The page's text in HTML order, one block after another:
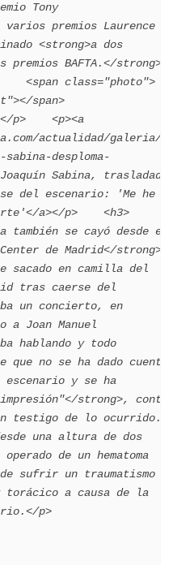
Tony
varios premios Laurence
<strong>a dos
BAFTA.</strong>
<span class="photo">
span>
p>    <p><a
actualidad/galeria/2
sabina-desploma-
Sabina, trasladado
del escenario: 'Me he
a></p>    <h3>
también se cayó desde el
de Madrid</strong>
sacado en camilla del
tras caerse del
un concierto, en
a Joan Manuel
hablando y todo
que no se ha dado cuenta
escenario y se ha
strong>, contó
un testigo de lo ocurrido.
una altura de dos
de un hematoma
sufrir un traumatismo
torácico a causa de la